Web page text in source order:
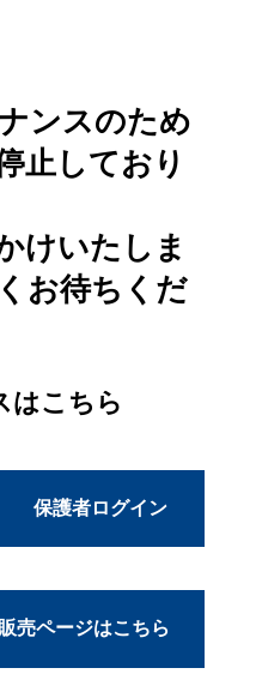
ンスのため
止しており
けいたしま
お待ちくだ
はこちら
保護者ログイン
売ページはこちら